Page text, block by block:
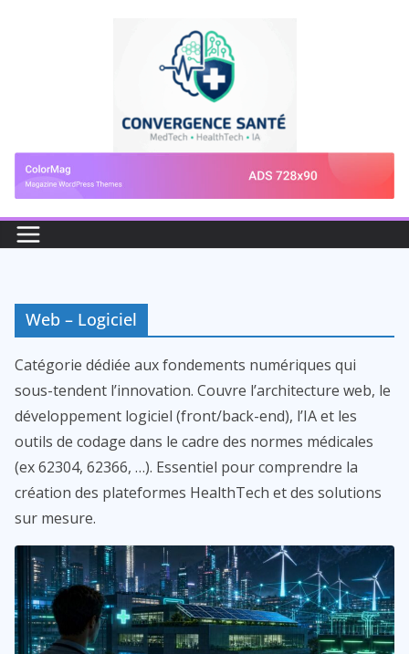
Web – Logiciel
Catégorie dédiée aux fondements numériques qui
sous-tendent l’innovation. Couvre l’architecture web, le
développement logiciel (front/back-end), l’IA et les
outils de codage dans le cadre des normes médicales
(ex 62304, 62366, …). Essentiel pour comprendre la
création des plateformes HealthTech et des solutions
sur mesure.